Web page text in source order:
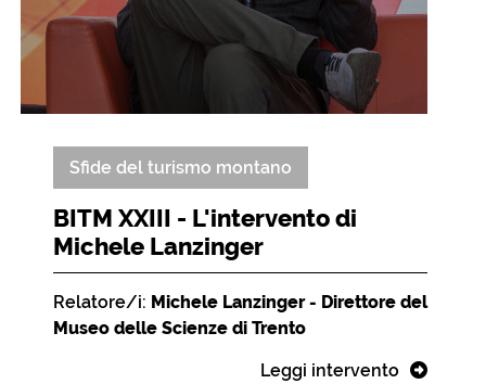
Sfide del turismo montano
BITM XXIII - L'intervento di
Michele Lanzinger
Relatore/i: Michele Lanzinger - Direttore del
Museo delle Scienze di Trento
Leggi intervento